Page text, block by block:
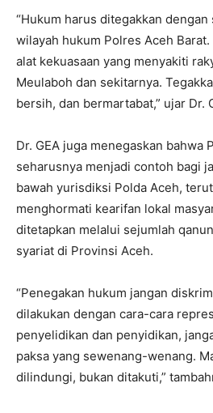
“Hukum harus ditegakkan
wilayah hukum Polres Aceh
alat kekuasaan yang menyakiti
Meulaboh dan sekitarnya.
bersih, dan bermartabat,” ujar Dr.
Dr. GEA juga menegaskan bahwa
seharusnya menjadi contoh bagi
bawah yurisdiksi Polda Aceh,
menghormati kearifan lokal
ditetapkan melalui sejumlah
syariat di Provinsi Aceh.
“Penegakan hukum jangan
dilakukan dengan cara-cara
penyelidikan dan penyidikan,
paksa yang sewenang-wenang.
dilindungi, bukan ditakuti,”